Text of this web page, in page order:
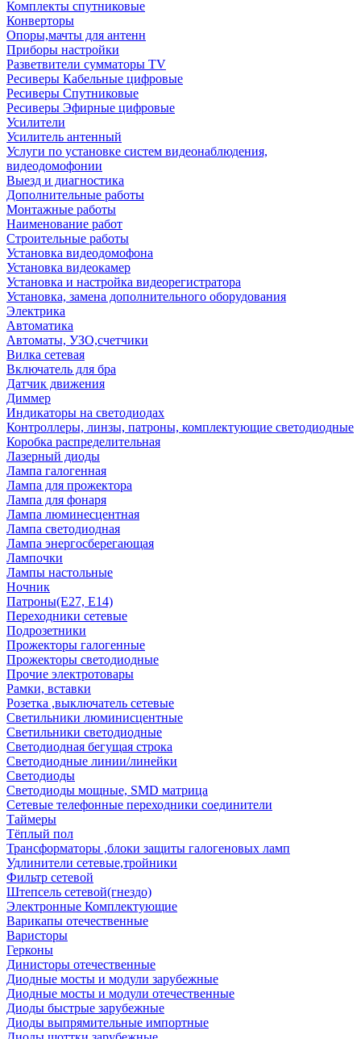
Комплекты спутниковые
Конверторы
Опоры,мачты для антенн
Приборы настройки
Разветвители сумматоры TV
Ресиверы Кабельные цифровые
Ресиверы Спутниковые
Ресиверы Эфирные цифровые
Усилители
Усилитель антенный
Услуги по установке систем видеонаблюдения,
видеодомофонии
Выезд и диагностика
Дополнительные работы
Монтажные работы
Наименование работ
Строительные работы
Установка видеодомофона
Установка видеокамер
Установка и настройка видеорегистратора
Установка, замена дополнительного оборудования
Электрика
Автоматика
Автоматы, УЗО,счетчики
Вилка сетевая
Включатель для бра
Датчик движения
Диммер
Индикаторы на светодиодах
Контроллеры, линзы, патроны, комплектующие светодиодные
Коробка распределительная
Лазерный диоды
Лампа галогенная
Лампа для прожектора
Лампа для фонаря
Лампа люминесцентная
Лампа светодиодная
Лампа энергосберегающая
Лампочки
Лампы настольные
Ночник
Патроны(Е27, Е14)
Переходники сетевые
Подрозетники
Прожекторы галогенные
Прожекторы светодиодные
Прочие электротовары
Рамки, вставки
Розетка ,выключатель сетевые
Светильники люминисцентные
Светильники светодиодные
Светодиодная бегущая строка
Светодиодные линии/линейки
Светодиоды
Светодиоды мощные, SMD матрица
Сетевые телефонные переходники соединители
Таймеры
Тёплый пол
Трансформаторы ,блоки защиты галогеновых ламп
Удлинители сетевые,тройники
Фильтр сетевой
Штепсель сетевой(гнездо)
Электронные Комплектующие
Варикапы отечественные
Варисторы
Герконы
Динисторы отечественные
Диодные мосты и модули зарубежные
Диодные мосты и модули отечественные
Диоды быстрые зарубежные
Диоды выпрямительные импортные